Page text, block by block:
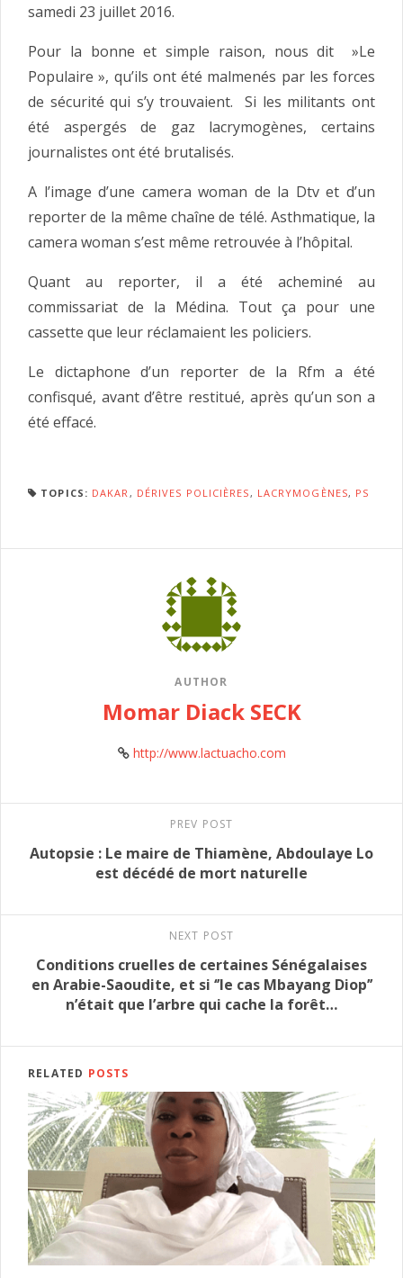
samedi 23 juillet 2016.
Pour la bonne et simple raison, nous dit »Le
Populaire », qu’ils ont été malmenés par les forces
de sécurité qui s’y trouvaient. Si les militants ont
été aspergés de gaz lacrymogènes, certains
journalistes ont été brutalisés.
A l’image d’une camera woman de la Dtv et d’un
reporter de la même chaîne de télé. Asthmatique, la
camera woman s’est même retrouvée à l’hôpital.
Quant au reporter, il a été acheminé au
commissariat de la Médina. Tout ça pour une
cassette que leur réclamaient les policiers.
Le dictaphone d’un reporter de la Rfm a été
confisqué, avant d’être restitué, après qu’un son a
été effacé.
TOPICS: DAKAR, DÉRIVES POLICIÈRES, LACRYMOGÈNES, PS
AUTHOR
Momar Diack SECK
http://www.lactuacho.com
PREV POST
Autopsie : Le maire de Thiamène, Abdoulaye Lo
est décédé de mort naturelle
NEXT POST
Conditions cruelles de certaines Sénégalaises
en Arabie-Saoudite, et si ‘’le cas Mbayang Diop’’
n’était que l’arbre qui cache la forêt…
RELATED POSTS